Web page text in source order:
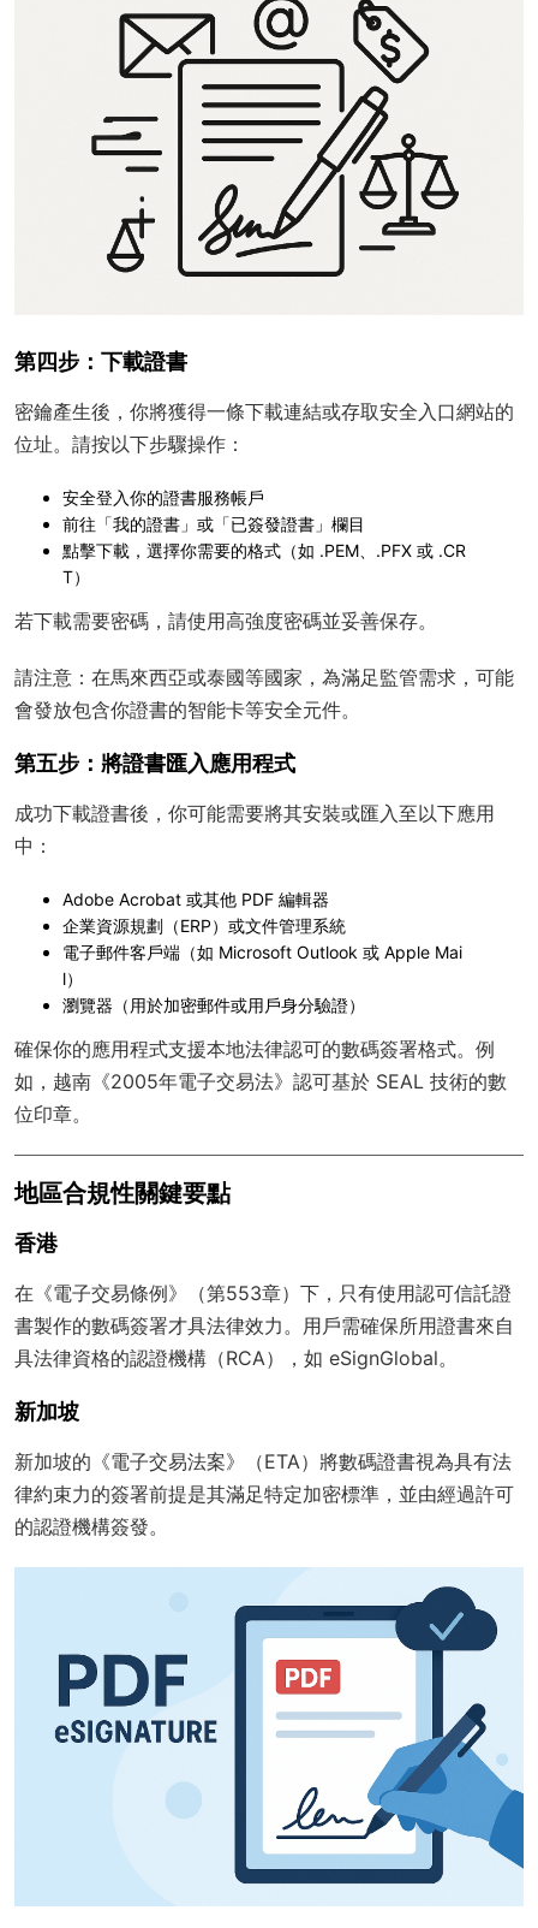
第四步：下載證書
密鑰產生後，你將獲得一條下載連結或存取安全入口網站的
位址。請按以下步驟操作：
安全登入你的證書服務帳戶
前往「我的證書」或「已簽發證書」欄目
點擊下載，選擇你需要的格式（如 .PEM、.PFX 或 .CR
T）
若下載需要密碼，請使用高強度密碼並妥善保存。
請注意：在馬來西亞或泰國等國家，為滿足監管需求，可能
會發放包含你證書的智能卡等安全元件。
第五步：將證書匯入應用程式
成功下載證書後，你可能需要將其安裝或匯入至以下應用
中：
Adobe Acrobat 或其他 PDF 編輯器
企業資源規劃（ERP）或文件管理系統
電子郵件客戶端（如 Microsoft Outlook 或 Apple Mai
l）
瀏覽器（用於加密郵件或用戶身分驗證）
確保你的應用程式支援本地法律認可的數碼簽署格式。例
如，越南《2005年電子交易法》認可基於 SEAL 技術的數
位印章。
地區合規性關鍵要點
香港
在《電子交易條例》（第553章）下，只有使用認可信託證
書製作的數碼簽署才具法律效力。用戶需確保所用證書來自
具法律資格的認證機構（RCA），如 eSignGlobal。
新加坡
新加坡的《電子交易法案》（ETA）將數碼證書視為具有法
律約束力的簽署前提是其滿足特定加密標準，並由經過許可
的認證機構簽發。